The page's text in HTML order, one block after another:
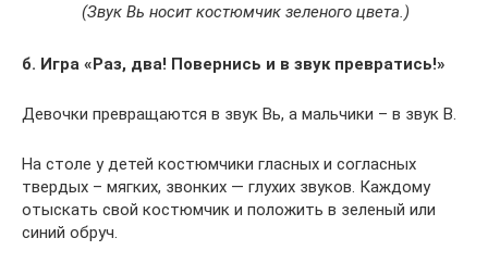
(Звук Вь носит костюмчик зеленого цвета.)
б. Игра «Раз, два! Повернись и в звук превратись!»
Девочки превращаются в звук Вь, а мальчики – в звук В.
На столе у детей костюмчики гласных и согласных
твердых – мягких, звонких — глухих звуков. Каждому
отыскать свой костюмчик и положить в зеленый или
синий обруч.